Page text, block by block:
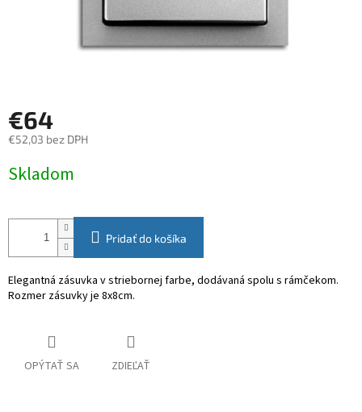
€64
€52,03 bez DPH
cena:
Skladom
Pridať do košíka
Elegantná zásuvka v striebornej farbe, dodávaná spolu s rámčekom.
Rozmer zásuvky je 8x8cm.
OPÝTAŤ SA ZDIEĽAŤ